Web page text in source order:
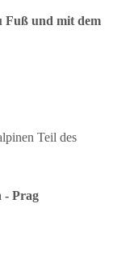
Fuß und mit dem
Teil des
- Prag